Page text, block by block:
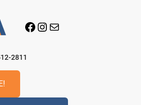
Facebook
Instagram
E-mail
2811